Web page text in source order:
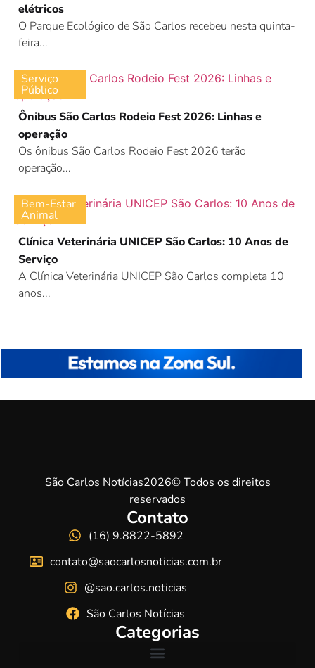
elétricos
O Parque Ecológico de São Carlos recebeu nesta quinta-
feira...
Serviço
Público
Ônibus São Carlos Rodeio Fest 2026: Linhas e
operação
Os ônibus São Carlos Rodeio Fest 2026 terão
operação...
Bem-Estar
Animal
Clínica Veterinária UNICEP São Carlos: 10 Anos de
Serviço
A Clínica Veterinária UNICEP São Carlos completa 10
anos...
São Carlos Notícias2026© Todos os direitos
reservados
Contato
(16) 9.8822-5892
contato@saocarlosnoticias.com.br
@sao.carlos.noticias
São Carlos Notícias
Categorias